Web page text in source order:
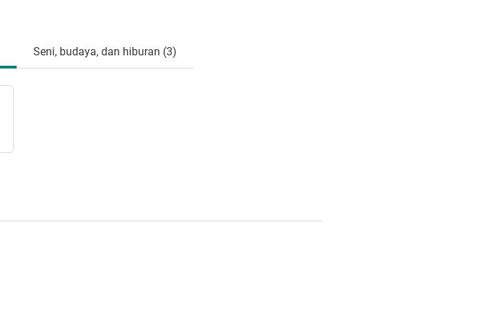
Seni, budaya, dan hiburan (3)